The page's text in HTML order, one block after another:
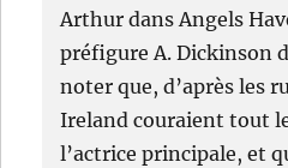
Arthur dans Angels
préfigure A. Dickinson
noter que, d’après les
Ireland couraient tout
l’actrice principale, et